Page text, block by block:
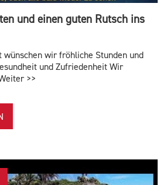
und einen guten Rutsch ins
wünschen wir fröhliche Stunden und
und Zufriedenheit Wir
>>